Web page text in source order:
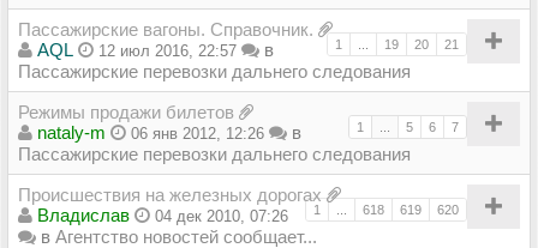
Пассажирские вагоны. Справочник.
1 19 20 21
AQL 12 июл 2016, 22:57
в
Пассажирские перевозки дальнего следования
Режимы продажи билетов
1 5 6 7
nataly-m 06 янв 2012, 12:26
в
Пассажирские перевозки дальнего следования
Происшествия на железных дорогах
1 618 619 620
Владиcлав 04 дек 2010, 07:26
в Агентство новостей сообщает...